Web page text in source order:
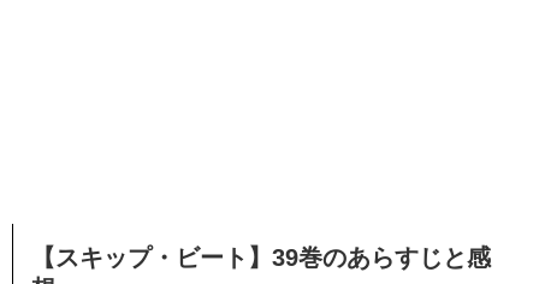
【スキップ・ビート】39巻のあらすじと感